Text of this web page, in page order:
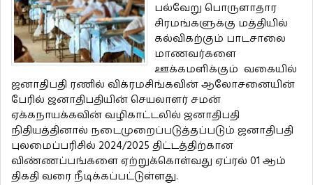
பல்வேறு பொருளாதார
சிரமங்களுக்கு மத்தியில்
கல்விகற்கும் பாடசாலை
மாணவர்களை
ஊக்கமளிக்கும் வகையில்
ஜனாதிபதி ரணில் விக்ரமசிங்கவின் ஆலோசனையின்
பேரில் ஜனாதிபதியின் செயலாளர் சமன்
ஏக்கநாயக்கவின் வழிகாட்டலில் ஜனாதிபதி
நிதியத்தினால் நடைமுறைப்படுத்தப்படும் ஜனாதிபதி
புலமைப்பரிசில் 2024/2025 திட்டத்திற்கான
விண்ணப்பங்களை ஏற்றுக்கொள்வது ஏப்ரல் 01 ஆம்
திகதி வரை நீடிக்கப்பட்டுள்ளது.